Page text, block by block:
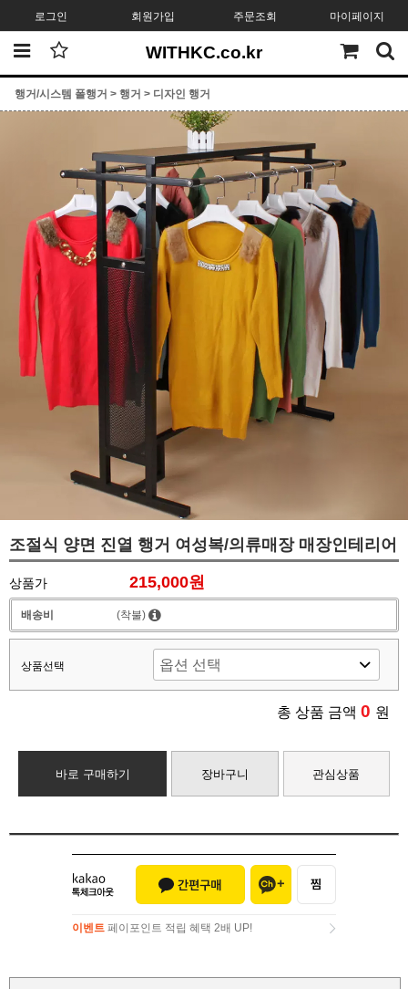
로그인 회원가입 주문조회 마이페이지
WITHKC.co.kr
행거/시스템 폴행거 > 행거 > 디자인 행거
조절식 양면 진열 행거 여성복/의류매장 매장인테리어
상품가 215,000원
배송비 (착불)
상품선택
총 상품 금액 0 원
바로 구매하기 장바구니 관심상품
이벤트 페이포인트 적립 혜택 2배 UP!